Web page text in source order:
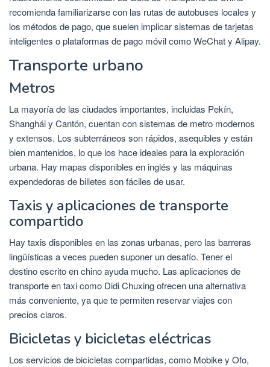
recomienda familiarizarse con las rutas de autobuses locales y
los métodos de pago, que suelen implicar sistemas de tarjetas
inteligentes o plataformas de pago móvil como WeChat y Alipay.
Transporte urbano
Metros
La mayoría de las ciudades importantes, incluidas Pekín,
Shanghái y Cantón, cuentan con sistemas de metro modernos
y extensos. Los subterráneos son rápidos, asequibles y están
bien mantenidos, lo que los hace ideales para la exploración
urbana. Hay mapas disponibles en inglés y las máquinas
expendedoras de billetes son fáciles de usar.
Taxis y aplicaciones de transporte
compartido
Hay taxis disponibles en las zonas urbanas, pero las barreras
lingüísticas a veces pueden suponer un desafío. Tener el
destino escrito en chino ayuda mucho. Las aplicaciones de
transporte en taxi como Didi Chuxing ofrecen una alternativa
más conveniente, ya que te permiten reservar viajes con
precios claros.
Bicicletas y bicicletas eléctricas
Los servicios de bicicletas compartidas, como Mobike y Ofo,